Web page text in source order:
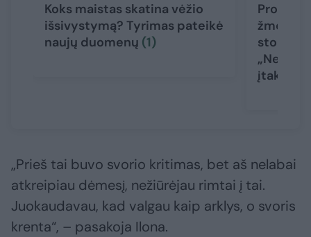
Koks maistas skatina vėžio
išsivystymą? Tyrimas pateikė
naujų duomenų (1)
žmonės
įtaką“
„Prieš tai buvo svorio kritimas, bet aš nelabai
atkreipiau dėmesį, nežiūrėjau rimtai į tai.
Juokaudavau, kad valgau kaip arklys, o svoris
krenta“, – pasakoja Ilona.